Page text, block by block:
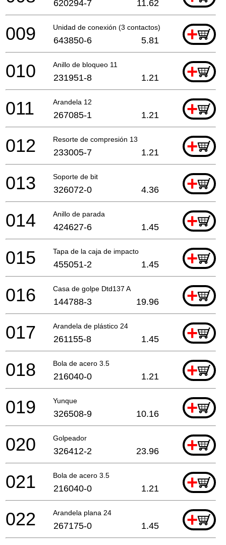
620294-7 11.62
Unidad de conexión (3 contactos) +
009 643850-6 5.81
Anillo de bloqueo 11 +
010 231951-8 1.21
Arandela 12 +
011 267085-1 1.21
Resorte de compresión 13 +
012 233005-7 1.21
Soporte de bit +
013 326072-0 4.36
Anillo de parada +
014 424627-6 1.45
Tapa de la caja de impacto +
015 455051-2 1.45
Casa de golpe Dtd137 A +
016 144788-3 19.96
Arandela de plástico 24 +
017 261155-8 1.45
Bola de acero 3.5 +
018 216040-0 1.21
Yunque +
019 326508-9 10.16
Golpeador +
020 326412-2 23.96
Bola de acero 3.5 +
021 216040-0 1.21
Arandela plana 24 +
022 267175-0 1.45